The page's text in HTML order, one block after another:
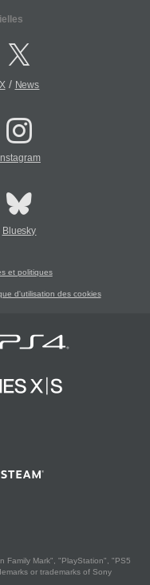
X/ News
Instagram
Bluesky
et politiques
d'utilisation des cookies
Family Mark", "PlayStation", "PS5
or trademarks of Sony